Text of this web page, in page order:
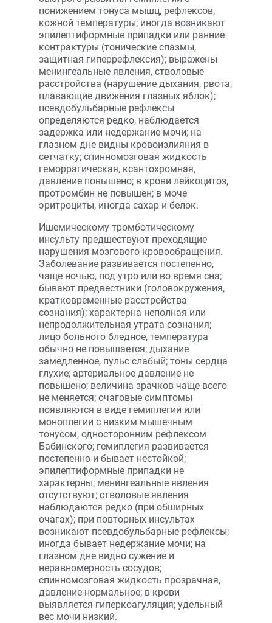
понижением тонуса мышц, рефлексов,
кожной температуры; иногда возникают
эпилептиформные припадки или ранние
контрактуры (тонические спазмы,
защитная гиперрефлексия); выражены
менингеальные явления, стволовые
расстройства (нарушение дыхания, рвота,
плавающие движения глазных яблок);
псевдобульбарные рефлексы
определяются редко, наблюдается
задержка или недержание мочи; на
глазном дне видны кровоизлияния в
сетчатку; спинномозговая жидкость
геморрагическая, ксантохромная,
давление повышено; в крови лейкоцитоз,
протромбин не повышен; в моче
эритроциты, иногда сахар и белок.
Ишемическому тромботическому
инсульту предшествуют преходящие
нарушения мозгового кровообращения.
Заболевание развивается постепенно,
чаще ночью, под утро или во время сна;
бывают предвестники (головокружения,
кратковременные расстройства
сознания); характерна неполная или
непродолжительная утрата сознания;
лицо больного бледное, температура
обычно не повышается; дыхание
замедленное, пульс слабый; тоны сердца
глухие; артериальное давление не
повышено; величина зрачков чаще всего
не меняется; очаговые симптомы
появляются в виде гемиплегии или
моноплегии с низким мышечным
тонусом, односторонним рефлексом
Бабинского; гемиплегия развивается
постепенно и бывает нестойкой;
эпилептиформные припадки не
характерны; менингеальные явления
отсутствуют; стволовые явления
наблюдаются редко (при обширных
очагах); при повторных инсультах
возникают псевдобульбарные рефлексы;
иногда бывает недержание мочи; на
глазном дне видно сужение и
неравномерность сосудов;
спинномозговая жидкость прозрачная,
давление нормальное; в крови
выявляется гиперкоагуляция; удельный
вес мочи низкий.